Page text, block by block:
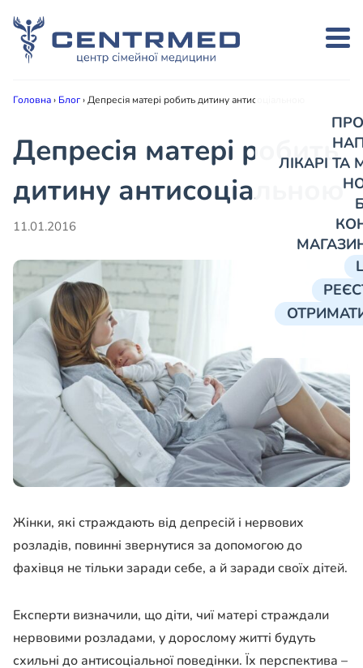
ЛІКАРІ
Головна› Блог›Депресія матері робить дитину антисоціальною
Депресія матері робить
дитину антисоціальною
11.01.2016
Жінки, які страждають від депресій і нервових
розладів, повинні звернутися за допомогою до
фахівця не тільки заради себе, а й заради своїх дітей.
Експерти визначили, що діти, чиї матері страждали
нервовими розладами, у дорослому житті будуть
схильні до антисоціальної поведінки. Їх перспектива –